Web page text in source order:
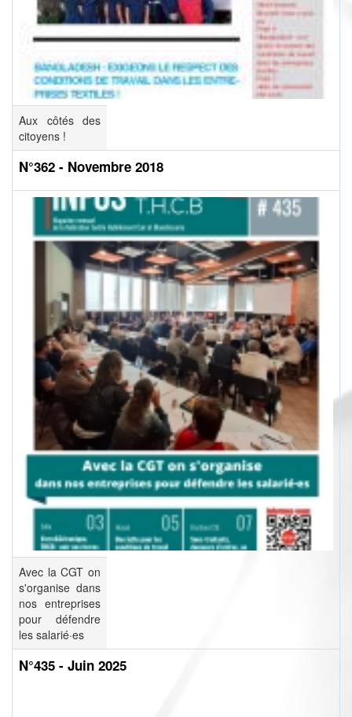
Aux côtés des
citoyens !
N°362 - Novembre 2018
Avec la CGT on
s'organise dans
nos entreprises
pour défendre
les salarié·es
N°435 - Juin 2025